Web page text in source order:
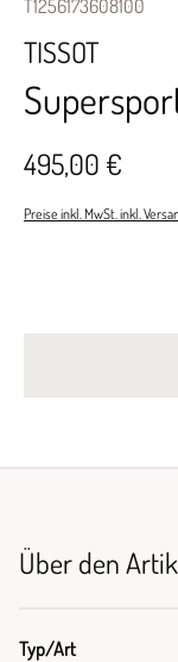
T1256173608100
TISSOT
495,00 €
Preise inkl. MwSt. inkl.
Über den
Typ/Art